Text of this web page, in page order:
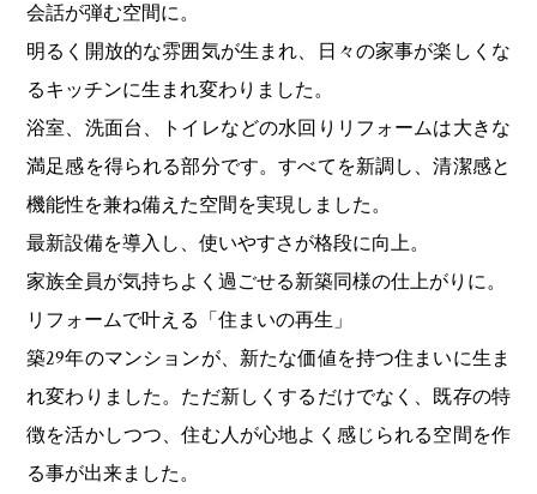
会話が弾む空間に。
明るく開放的な雰囲気が生まれ、日々の家事が楽しくな
るキッチンに生まれ変わりました。
浴室、洗面台、トイレなどの水回りリフォームは大きな
満足感を得られる部分です。すべてを新調し、清潔感と
機能性を兼ね備えた空間を実現しました。
最新設備を導入し、使いやすさが格段に向上。
家族全員が気持ちよく過ごせる新築同様の仕上がりに。
リフォームで叶える「住まいの再生」
築29年のマンションが、新たな価値を持つ住まいに生ま
れ変わりました。ただ新しくするだけでなく、既存の特
徴を活かしつつ、住む人が心地よく感じられる空間を作
る事が出来ました。